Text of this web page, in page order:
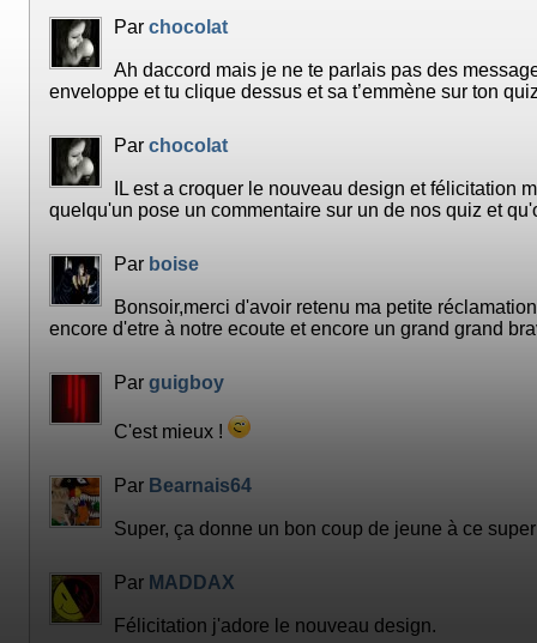
Par chocolat
Ah daccord mais je ne te parlais pas des
enveloppe et tu clique dessus et sa t’emmène sur ton
Par chocolat
IL est a croquer le nouveau design et félicitation
quelqu'un pose un commentaire sur un de nos quiz et
Par boise
Bonsoir,merci d'avoir retenu ma petite
encore d'etre à notre ecoute et encore un grand grand
Par guigboy
C'est mieux !
Par Bearnais64
Super, ça donne un bon coup de jeune à ce
Par MADDAX
Félicitation j'adore le nouveau design.